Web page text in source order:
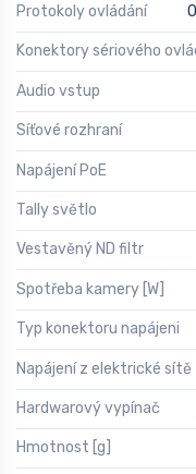
Protokoly ovládání
Konektory sériového
Audio vstup
Síťové rozhraní
Napájení PoE
Tally světlo
Vestavěný ND filtr
Spotřeba kamery [W]
Typ konektoru napájeni
Napájení z elektrické sítě
Hardwarový vypínač
Hmotnost [g]